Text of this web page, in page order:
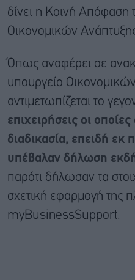
δίνει η Κοινή
Οικονομικών
Όπως αναφέρει σε
υπουργείο
αντιμετωπίζεται το
επιχειρήσεις οι
διαδικασία, επειδή εκ
υπέβαλαν δήλωση
παρότι δήλωσαν τα
σχετική εφαρμογή της
myBusinessSupport.